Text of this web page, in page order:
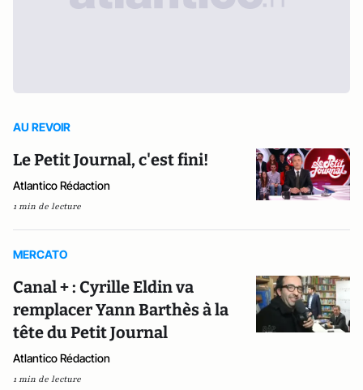
AU REVOIR
Le Petit Journal, c'est fini!
Atlantico Rédaction
1 min de lecture
MERCATO
Canal + : Cyrille Eldin va
remplacer Yann Barthès à la
tête du Petit Journal
Atlantico Rédaction
1 min de lecture